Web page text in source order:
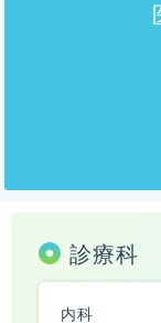
診療科
内科